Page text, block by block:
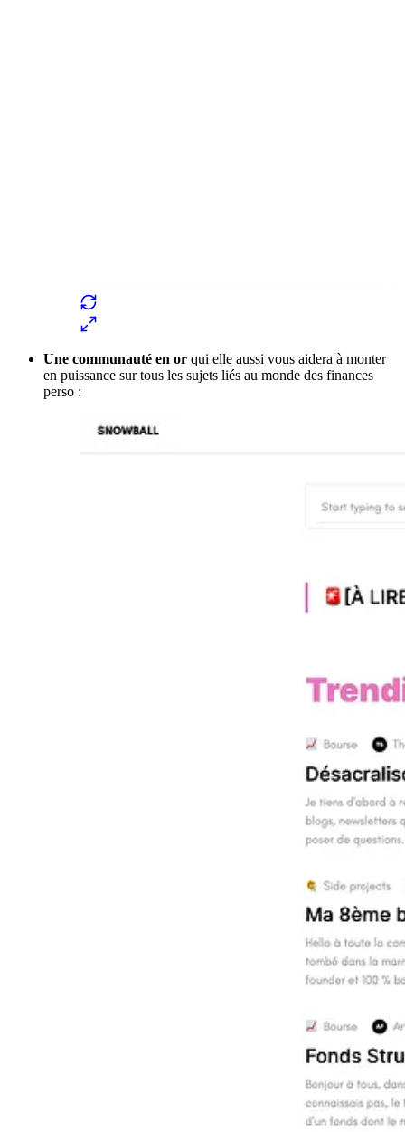
Une communauté en or qui elle aussi vous aidera à monter
en puissance sur tous les sujets liés au monde des finances
perso :